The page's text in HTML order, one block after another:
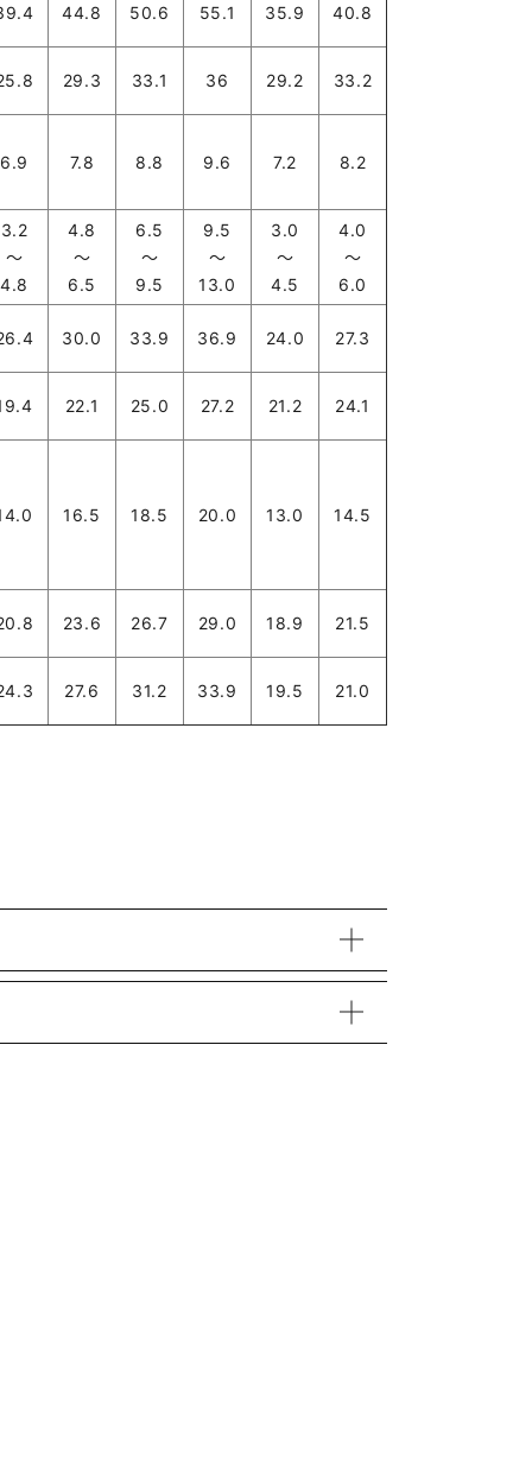
44.8 50.6 55.1 35.9 40.8
29.3 33.1 36 29.2 33.2
6.9 7.8 8.8 9.6 7.2 8.2
3.2
～
4.8
4.8
～
6.5
6.5
～
9.5
9.5
～
13.0
3.0
～
4.5
4.0
～
6.0
30.0 33.9 36.9 24.0 27.3
22.1 25.0 27.2 21.2 24.1
16.5 18.5 20.0 13.0 14.5
23.6 26.7 29.0 18.9 21.5
27.6 31.2 33.9 19.5 21.0